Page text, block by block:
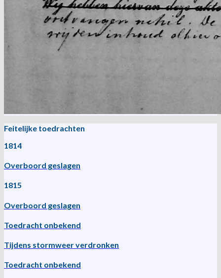
Feitelijke toedrachten
1814
Overboord geslagen
1815
Overboord geslagen
Toedracht onbekend
Tijdens stormweer verdronken
Toedracht onbekend